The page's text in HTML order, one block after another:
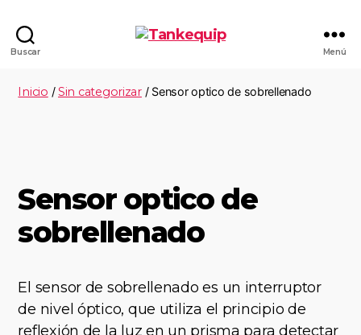
Buscar Menú
Inicio /Sin categorizar/ Sensor optico de sobrellenado
Sensor optico de
sobrellenado
El sensor de sobrellenado es un interruptor
de nivel óptico, que utiliza el principio de
reflexión de la luz en un prisma para detectar